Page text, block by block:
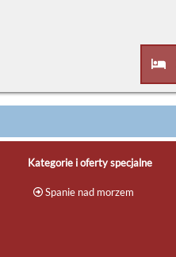
Kategorie i oferty specjalne
Spanie nad morzem